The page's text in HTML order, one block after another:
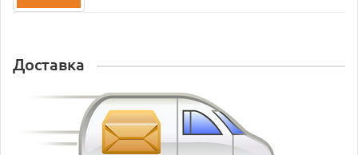
Доставка